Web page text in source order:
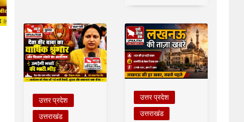
उत्तर प्रदेश
उत्तराखंड
उत्तर प्रदेश
उत्तराखंड